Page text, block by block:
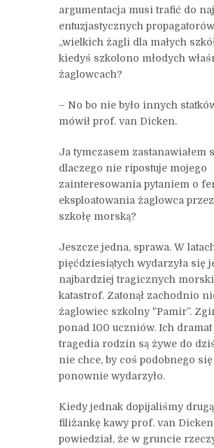
argumentacja musi trafić do
entuzjastycznych propagatorów
„wielkich żagli dla małych
kiedyś szkolono młodych
żaglowcach?
– No bo nie było innych
mówił prof. van Dicken.
Ja tymczasem zastanawiałem
dlaczego nie ripostuje mojego
zainteresowania pytaniem o
eksploatowania żaglowca
szkołę morską?
Jeszcze jedna, sprawa. W
pięćdziesiątych wydarzyła się
najbardziej tragicznych
katastrof. Zatonął zachodnio
żaglowiec szkolny '’Pamir”.
ponad 100 uczniów. Ich dramat
tragedia rodzin są żywe do
nie chce, by coś podobnego się
ponownie wydarzyło.
Kiedy jednak dopijaliśmy drugą
filiżankę kawy prof. van Dicken
powiedział, że w gruncie